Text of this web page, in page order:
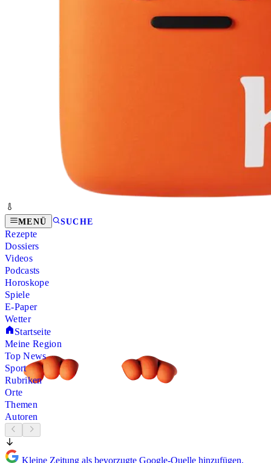
MENÜ SUCHE
Rezepte
Dossiers
Videos
Podcasts
Horoskope
Spiele
E-Paper
Wetter
Startseite
Meine Region
Top News
Sport
Rubriken
Orte
Themen
Autoren
Kleine Zeitung als bevorzugte Google-Quelle hinzufügen.